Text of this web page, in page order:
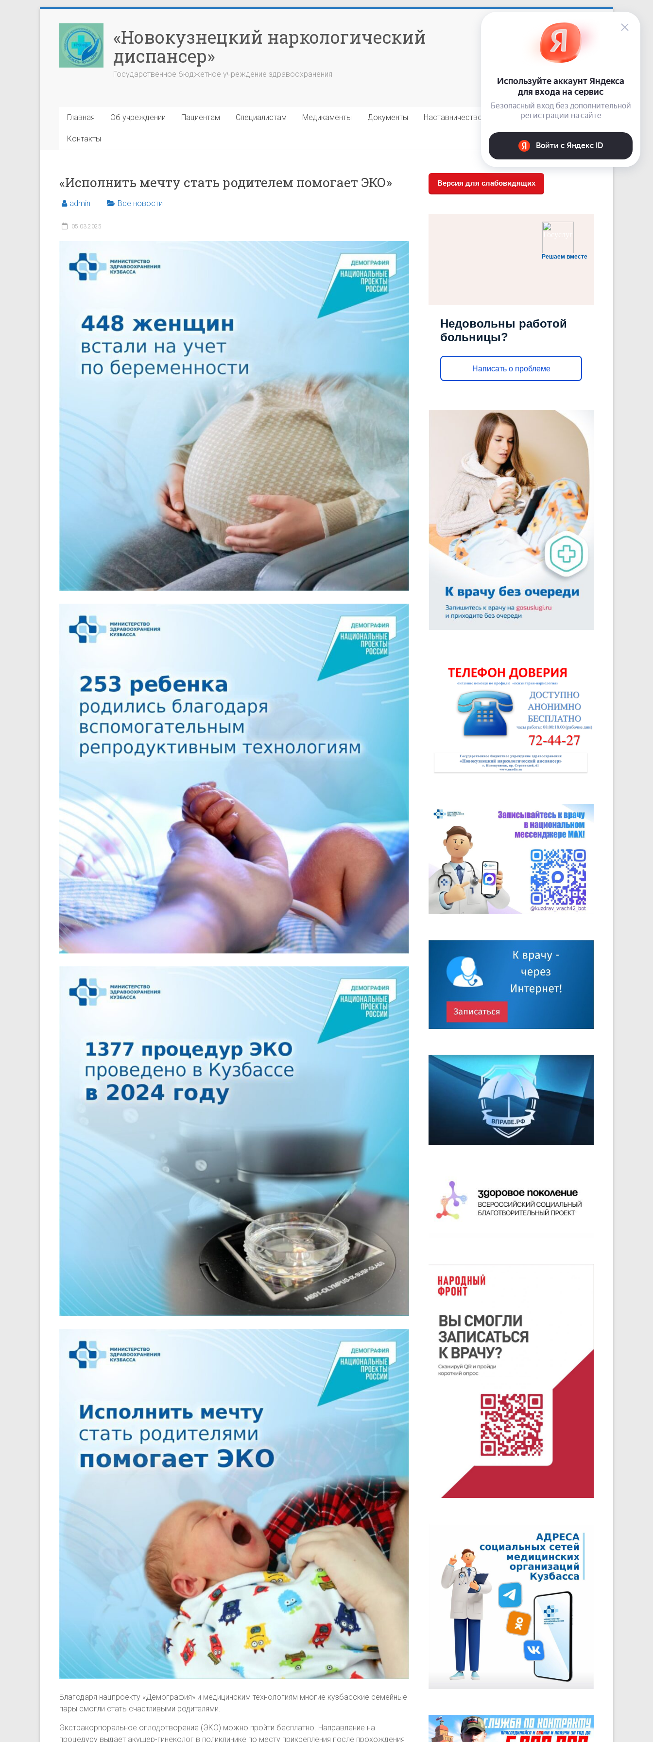
содержимому
«Новокузнецкий наркологический
диспансер»
Государственное бюджетное учреждение здравоохранения
Приемная: +7 (3843) 74-92-62
сайт: nardis.su
10-guz-narkolog@kuzdrav.ru
Главная Об учреждении Пациентам Специалистам Медикаменты Документы Наставничество Отзывы пациентов
Контакты
«Исполнить мечту стать родителем помогает ЭКО»
admin Все новости
05.03.2025
Благодаря нацпроекту «Демография» и медицинским технологиям многие кузбасские семейные
пары смогли стать счастливыми родителями.
Экстракорпоральное оплодотворение (ЭКО) можно пройти бесплатно. Направление на
процедуру выдает акушер-гинеколог в поликлинике по месту прикрепления после прохождения
Версия для слабовидящих